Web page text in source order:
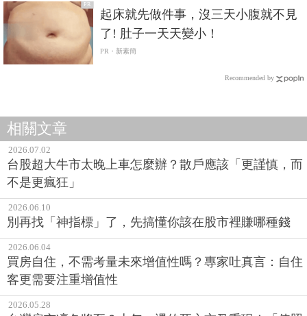
PR
起床就先做件事，沒三天小腹就不見
了! 肚子一天天變小！
PR・新素簡
Recommended by
相關文章
2026.07.02
台股超大牛市太晚上車怎麼辦？散戶應該「更謹慎，而
不是更瘋狂」
2026.06.10
別再找「神指標」了，先搞懂你該在股市裡賺哪種錢
2026.06.04
買房自住，不需考量未來增值性嗎？專家吐真言：自住
客更需要注重增值性
2026.05.28